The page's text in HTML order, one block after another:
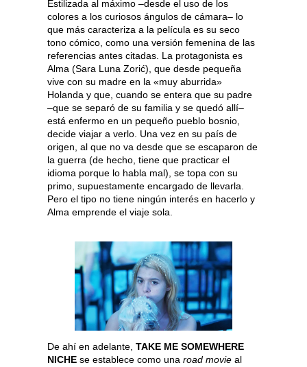
Estilizada al máximo –desde el uso de los
colores a los curiosos ángulos de cámara– lo
que más caracteriza a la película es su seco
tono cómico, como una versión femenina de las
referencias antes citadas. La protagonista es
Alma (Sara Luna Zorić), que desde pequeña
vive con su madre en la «muy aburrida»
Holanda y que, cuando se entera que su padre
–que se separó de su familia y se quedó allí–
está enfermo en un pequeño pueblo bosnio,
decide viajar a verlo. Una vez en su país de
origen, al que no va desde que se escaparon de
la guerra (de hecho, tiene que practicar el
idioma porque lo habla mal), se topa con su
primo, supuestamente encargado de llevarla.
Pero el tipo no tiene ningún interés en hacerlo y
Alma emprende el viaje sola.
De ahí en adelante, TAKE ME SOMEWHERE
NICHE se establece como una road movie al